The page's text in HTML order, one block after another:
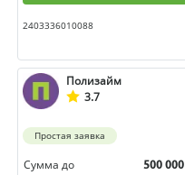
2403336010088
Полизайм
3.7
Простая заявка
Сумма до 500 000